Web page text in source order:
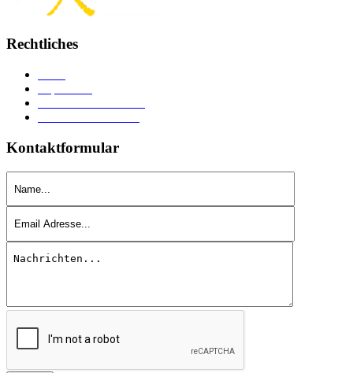
Rechtliches
Kontaktformular